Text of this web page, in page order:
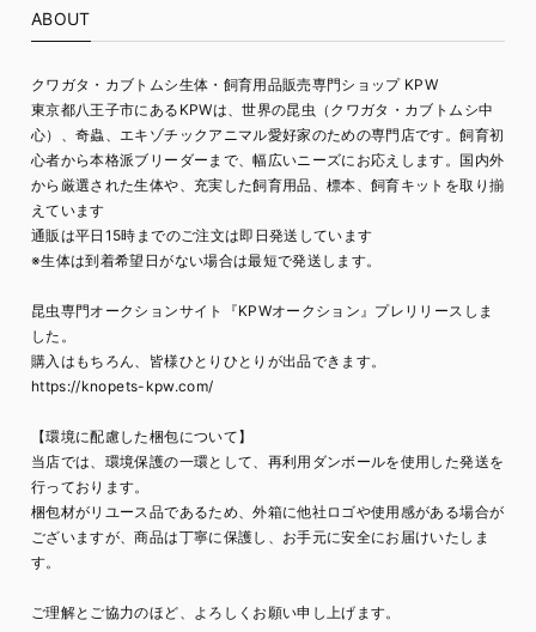
ABOUT
クワガタ・カブトムシ生体・飼育用品販売専門ショップ KPW
東京都八王子市にあるKPWは、世界の昆虫（クワガタ・カブトムシ中
心）、奇蟲、エキゾチックアニマル愛好家のための専門店です。飼育初
心者から本格派ブリーダーまで、幅広いニーズにお応えします。国内外
から厳選された生体や、充実した飼育用品、標本、飼育キットを取り揃
えています
通販は平日15時までのご注文は即日発送しています
※生体は到着希望日がない場合は最短で発送します。
昆虫専門オークションサイト『KPWオークション』プレリリースしま
した。
購入はもちろん、皆様ひとりひとりが出品できます。
https://knopets-kpw.com/
【環境に配慮した梱包について】
当店では、環境保護の一環として、再利用ダンボールを使用した発送を
行っております。
梱包材がリユース品であるため、外箱に他社ロゴや使用感がある場合が
ございますが、商品は丁寧に保護し、お手元に安全にお届けいたしま
す。
ご理解とご協力のほど、よろしくお願い申し上げます。